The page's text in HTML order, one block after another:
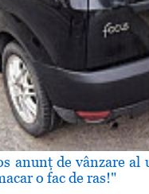
anunţ de vânzare al
o fac de ras!"